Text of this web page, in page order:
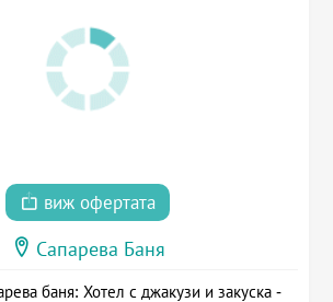
виж офертата
Сапарева Баня
баня: Хотел с джакузи и закуска -